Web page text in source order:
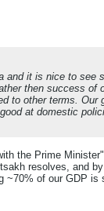
and it is nice to see
then success of
to other terms. Our
at domestic
the Prime
resolves, and
~70% of our GDP is